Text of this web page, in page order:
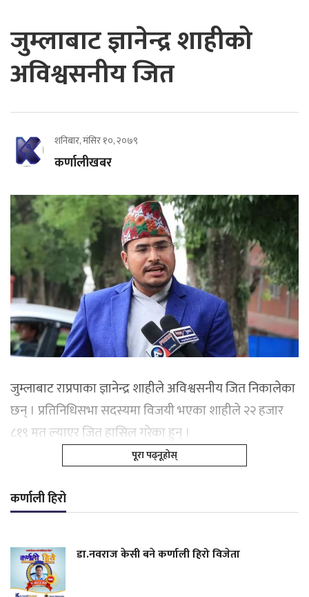
जुम्लाबाट ज्ञानेन्द्र शाहीको
अविश्वसनीय जित
शनिबार, मंसिर १०, २०७९
कर्णालीखबर
जुम्लाबाट राप्रपाका ज्ञानेन्द्र शाहीले अविश्वसनीय जित निकालेका
छन् । प्रतिनिधिसभा सदस्यमा विजयी भएका शाहीले २२ हजार
८१९ मत ल्याएर जित हासिल गरेका हुन् ।
पूरा पढ्नूहोस्
कर्णाली हिरो
डा.नवराज केसी बने कर्णाली हिरो विजेता